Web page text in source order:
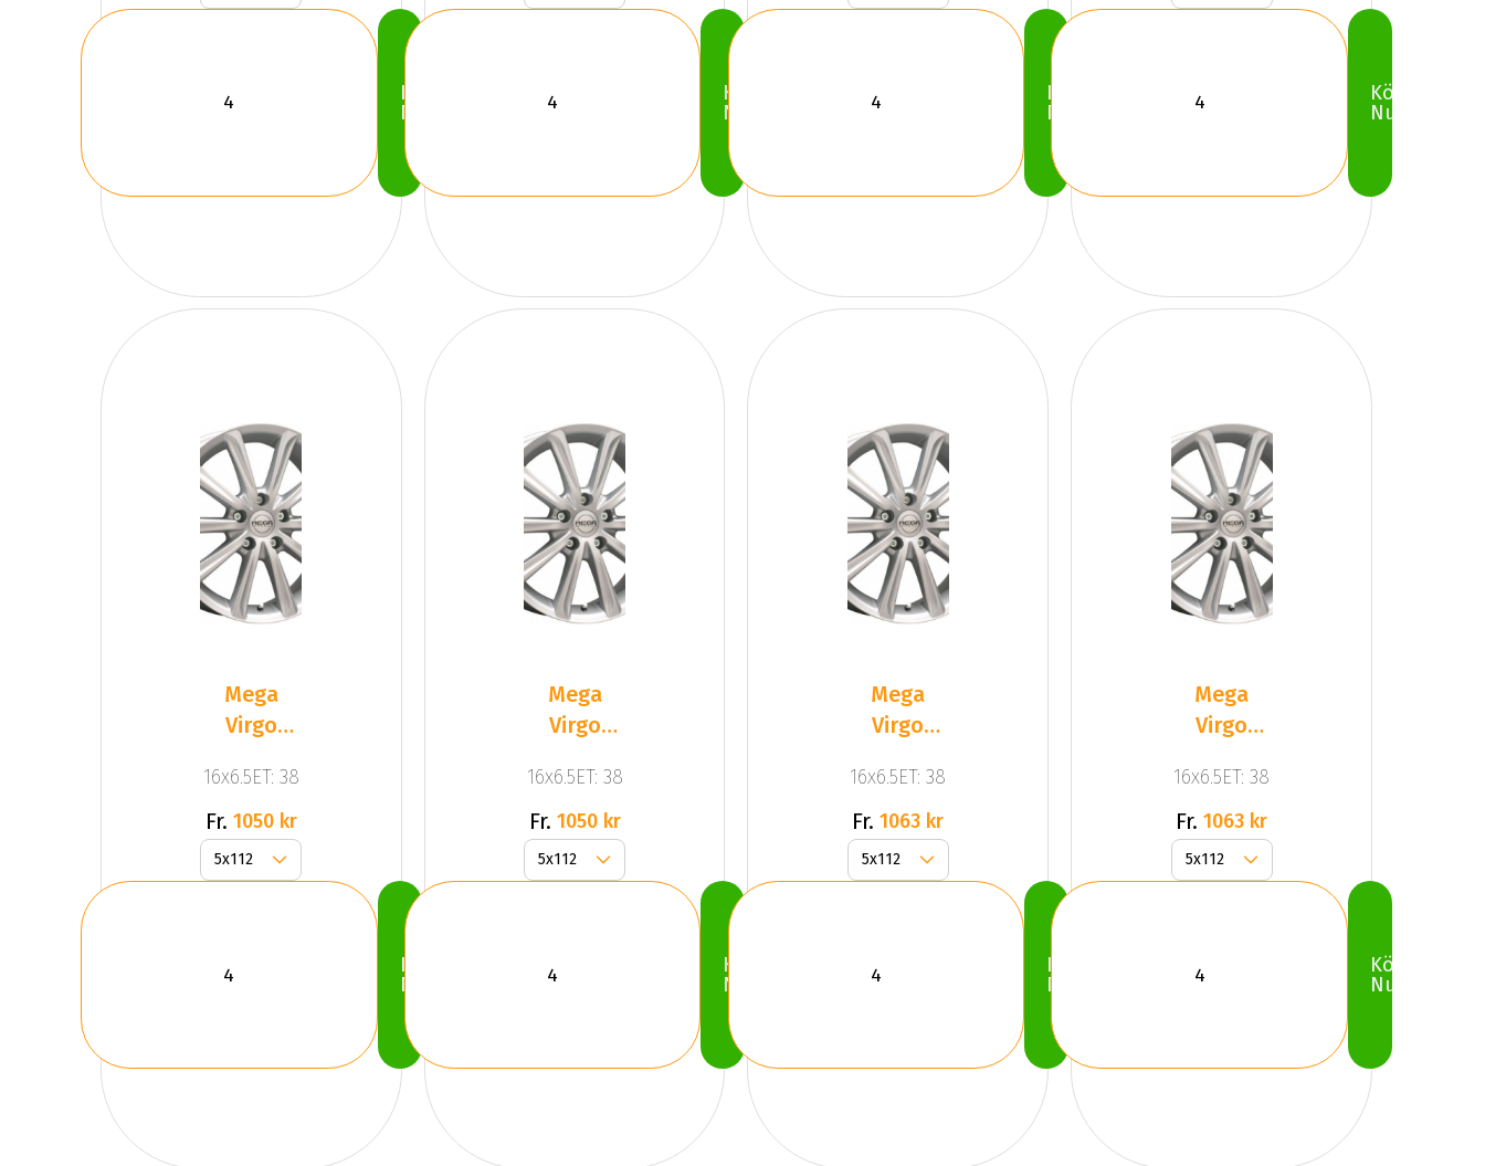
Köp
Nu
Köp
Nu
Köp
Nu
Köp
Nu
Mega
Virgo
16x6.5ET: 38
Fr. 1050 kr
Köp
Nu
Mega
Virgo
16x6.5ET: 38
Fr. 1050 kr
Köp
Nu
Mega
Virgo
16x6.5ET: 38
Fr. 1063 kr
Köp
Nu
Mega
Virgo
16x6.5ET: 38
Fr. 1063 kr
Köp
Nu